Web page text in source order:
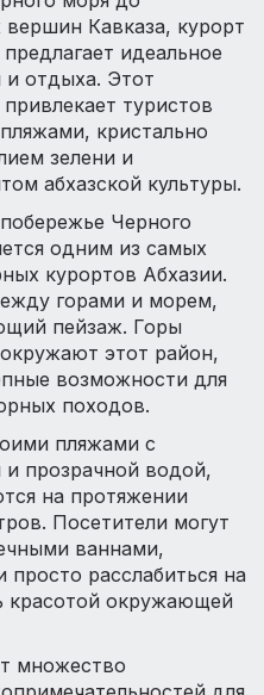
Кавказа, курорт
идеальное
и отдыха. Этот
туристов
кристально
зелени и
абхазской культуры.
Черного
одним из самых
курортов Абхазии.
горами и морем,
пейзаж. Горы
этот район,
возможности для
походов.
пляжами с
прозрачной водой,
на протяжении
Посетители могут
ваннами,
просто расслабиться на
красотой окружающей
множество